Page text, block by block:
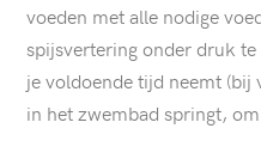
voeden met alle nodige
spijsvertering onder druk
je voldoende tijd neemt
in het zwembad springt,